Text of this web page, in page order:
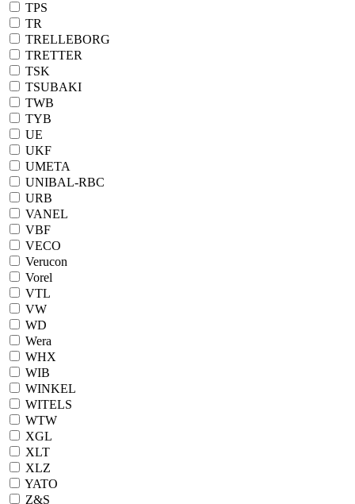
TPS
TR
TRELLEBORG
TRETTER
TSK
TSUBAKI
TWB
TYB
UE
UKF
UMETA
UNIBAL-RBC
URB
VANEL
VBF
VECO
Verucon
Vorel
VTL
VW
WD
Wera
WHX
WIB
WINKEL
WITELS
WTW
XGL
XLT
XLZ
YATO
Z&S